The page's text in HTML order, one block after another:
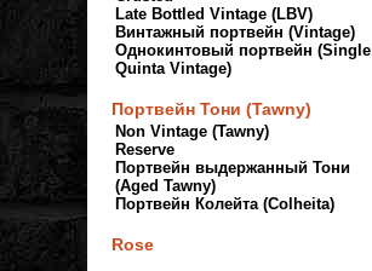
Late Bottled Vintage (LBV)
Винтажный портвейн (Vintage)
Однокинтовый портвейн (Single
Quinta Vintage)
Портвейн Тони (Tawny)
Non Vintage (Tawny)
Reserve
Портвейн выдержанный Тони
(Aged Tawny)
Портвейн Колейта (Colheita)
Rose